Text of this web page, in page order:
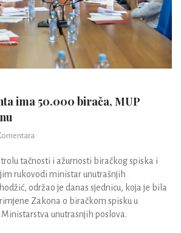
ima 50.000 birača, MUP
tačnosti i ažurnosti biračkog spiska i
rukovodi ministar unutrašnjih
održao je danas sjednicu, koja je bila
Zakona o biračkom spisku u
unutrasnjih poslova.